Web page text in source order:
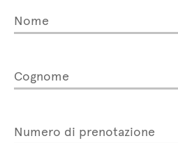
Nome
Cognome
Numero di prenotazione